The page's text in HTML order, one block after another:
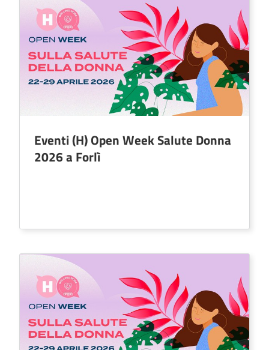
Eventi (H) Open Week Salute Donna
2026 a Forlì